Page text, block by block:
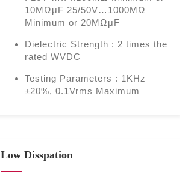
10MΩμF 25/50V…1000MΩ
Minimum or 20MΩμF
Dielectric Strength : 2 times the
rated WVDC
Testing Parameters : 1KHz
±20%, 0.1Vrms Maximum
Low Disspation